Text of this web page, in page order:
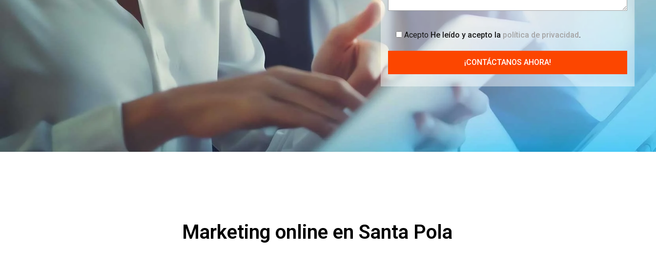
Acepto He leído y acepto la política de privacidad.
Marketing online en Santa Pola